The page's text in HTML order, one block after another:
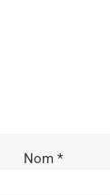
Nom *